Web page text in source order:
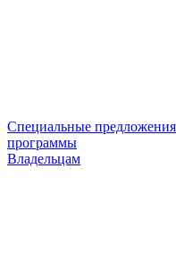
Специальные предложения
программы
Владельцам